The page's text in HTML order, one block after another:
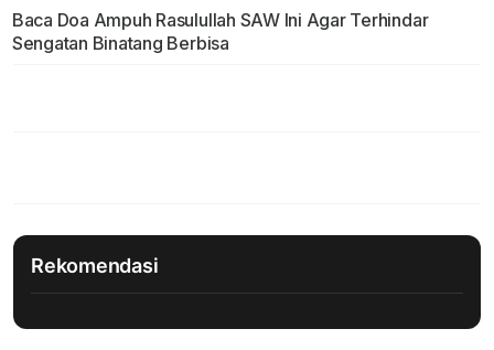
Baca Doa Ampuh Rasulullah SAW Ini Agar Terhindar
Sengatan Binatang Berbisa
Rekomendasi